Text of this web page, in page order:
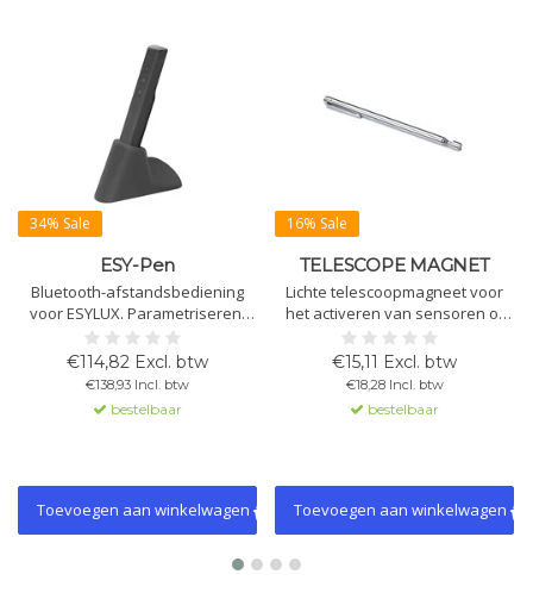
34% Sale
ESY-Pen
Bluetooth-afstandsbediening
voor ESYLUX. Parametriseren,
licht meten, projecten beheren.
Alleen compatibel met ESYLUX-
melders en noodverlichting die
op afstand te bedienen zijn.
€114,82 Excl. btw
€138,93 Incl. btw
bestelbaar
Toevoegen aan winkelwagen
16% Sale
TELESCOPE MAGNET
Lichte telescoopmagneet voor
het activeren van sensoren of
om KNX-apparaten in
programmeerstand te zetten.
Ideaal voor moeilijk bereikbare
plaatsen. Lengte 655 mm.
€15,11 Excl. btw
€18,28 Incl. btw
bestelbaar
Toevoegen aan winkelwagen